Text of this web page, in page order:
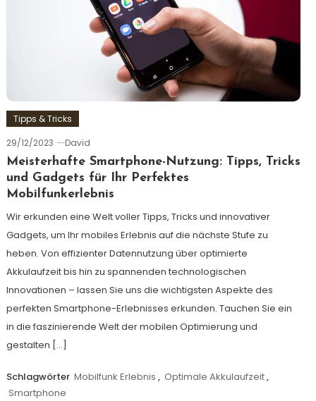
Tipps & Tricks
29/12/2023
David
Meisterhafte Smartphone-Nutzung: Tipps, Tricks
und Gadgets für Ihr Perfektes
Mobilfunkerlebnis
Wir erkunden eine Welt voller Tipps, Tricks und innovativer
Gadgets, um Ihr mobiles Erlebnis auf die nächste Stufe zu
heben. Von effizienter Datennutzung über optimierte
Akkulaufzeit bis hin zu spannenden technologischen
Innovationen – lassen Sie uns die wichtigsten Aspekte des
perfekten Smartphone-Erlebnisses erkunden. Tauchen Sie ein
in die faszinierende Welt der mobilen Optimierung und
gestalten […]
Schlagwörter Mobilfunk Erlebnis , Optimale Akkulaufzeit,
Smartphone